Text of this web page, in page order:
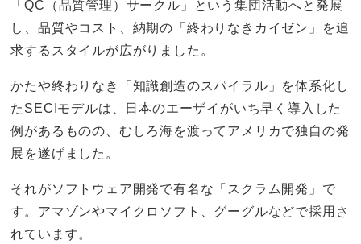
「QC（品質管理）サークル」という集団活動へと発展
し、品質やコスト、納期の「終わりなきカイゼン」を追
求するスタイルが広がりました。
かたや終わりなき「知識創造のスパイラル」を体系化し
たSECIモデルは、日本のエーザイがいち早く導入した
例があるものの、むしろ海を渡ってアメリカで独自の発
展を遂げました。
それがソフトウェア開発で有名な「スクラム開発」で
す。アマゾンやマイクロソフト、グーグルなどで採用さ
れています。